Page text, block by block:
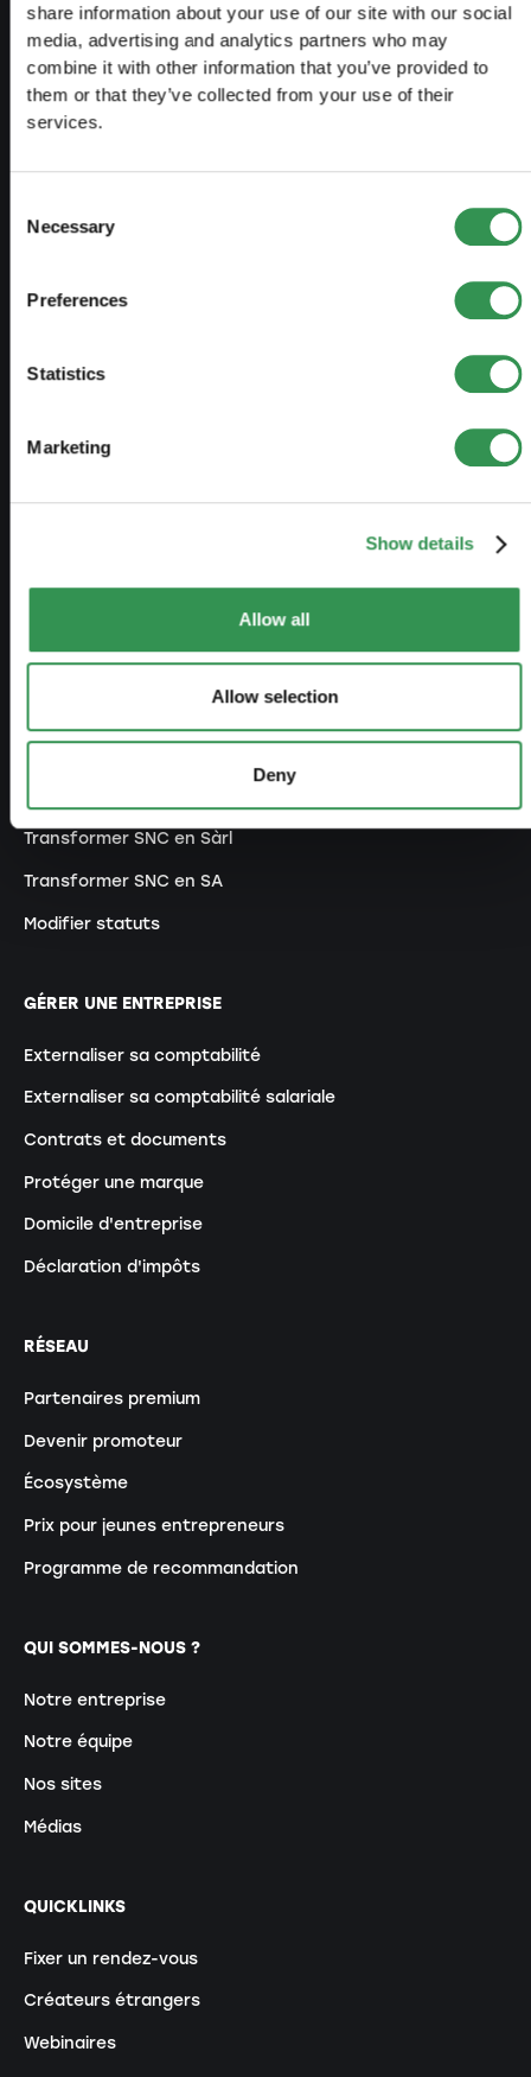
share information about your use of our site with our social
media, advertising and analytics partners who may
combine it with other information that you’ve provided to
them or that they’ve collected from your use of their
services.
Selection
Necessary
Preferences
Statistics
Marketing
Show details
Allow all
Allow selection
Deny
Créer business plan
Aspects fiscaux
Retrait caisse pension
Blog
Créer raison individuelle
Créer SA
MODIFIER UNE ENTREPRISE
Transformer SNC en Sàrl
Transformer SNC en SA
Modifier statuts
GÉRER UNE ENTREPRISE
Externaliser sa comptabilité
Externaliser sa comptabilité salariale
Contrats et documents
Protéger une marque
Domicile d'entreprise
Déclaration d'impôts
RÉSEAU
Partenaires premium
Devenir promoteur
Écosystème
Prix pour jeunes entrepreneurs
Programme de recommandation
QUI SOMMES-NOUS ?
Notre entreprise
Notre équipe
Nos sites
Médias
QUICKLINKS
Fixer un rendez-vous
Créateurs étrangers
Webinaires